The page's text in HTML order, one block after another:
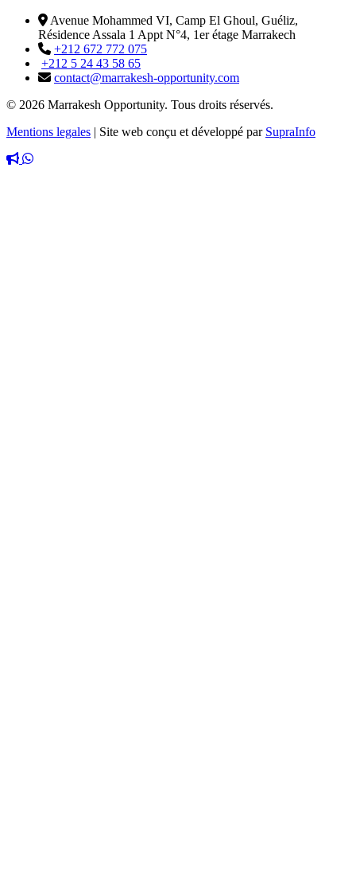
Avenue Mohammed VI, Camp El Ghoul, Guéliz,
Résidence Assala 1 Appt N°4, 1er étage Marrakech
+212 672 772 075
+212 5 24 43 58 65
contact@marrakesh-opportunity.com
© 2026 Marrakesh Opportunity. Tous droits réservés.
Mentions legales | Site web conçu et développé par SupraInfo